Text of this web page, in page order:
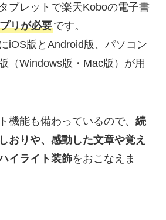
ブレットで楽天Koboの電子書
リが必要です。
iOS版とAndroid版、パソコン
（Windows版・Mac版）が用
機能も備わっているので、 続
おりや、感動した文章や覚え
イライト装飾をおこなえま